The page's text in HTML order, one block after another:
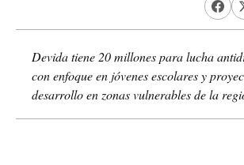
Devida tiene 20 millones para lucha
con enfoque en jóvenes escolares y
desarrollo en zonas vulnerables de la